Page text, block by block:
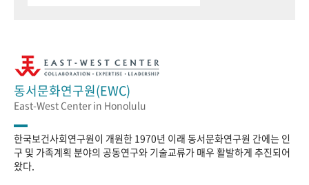
동서문화연구원(EWC)
East-West Center in Honolulu
한국보건사회연구원이 개원한 1970년 이래 동서문화연구원 간에는 인
구 및 가족계획 분야의 공동연구와 기술교류가 매우 활발하게 추진되어
왔다.